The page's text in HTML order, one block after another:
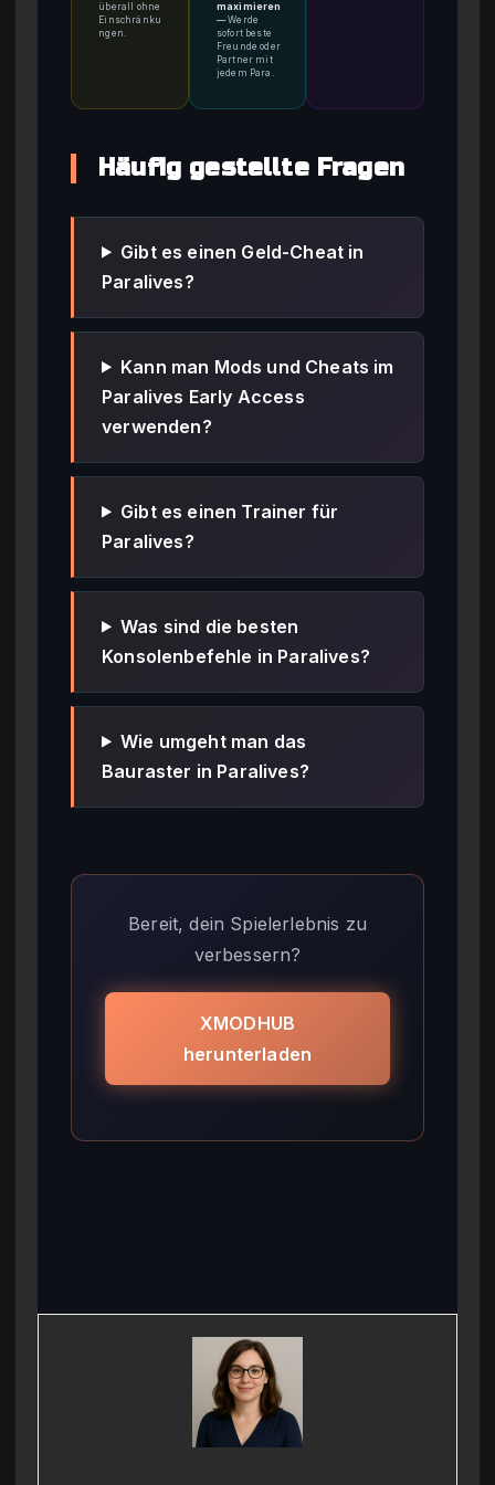
überall ohne
Einschränku
ngen.
maximieren
—Werde
sofort beste
Freunde oder
Partner mit
jedem Para.
Häufig gestellte Fragen
Gibt es einen Geld-Cheat in
Paralives?
Kann man Mods und Cheats im
Paralives Early Access
verwenden?
Gibt es einen Trainer für
Paralives?
Was sind die besten
Konsolenbefehle in Paralives?
Wie umgeht man das
Bauraster in Paralives?
Bereit, dein Spielerlebnis zu
verbessern?
XMODHUB
herunterladen